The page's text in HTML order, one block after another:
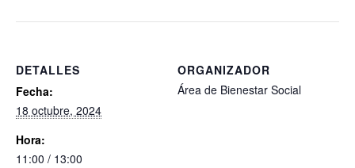
DETALLES
Fecha:
18 octubre, 2024
Hora:
11:00 / 13:00
ORGANIZADOR
Área de Bienestar Social